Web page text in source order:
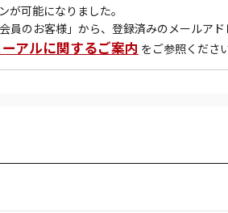
可能になりました。
のお客様」から、登録済みのメールアド
アルに関するご案内 をご参照ください